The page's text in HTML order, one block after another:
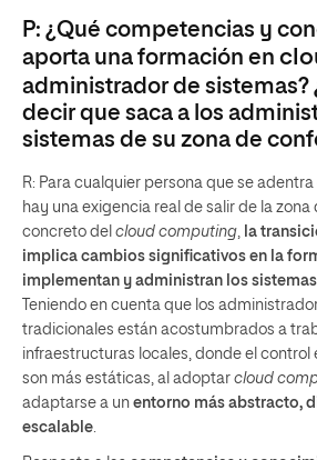
P: ¿Qué competencias y
aporta una formación en
administrador de sistemas?
decir que saca a los
sistemas de su zona de
R: Para cualquier persona que se
hay una exigencia real de salir de la zona
concreto del cloud computing
la
implica cambios significativos en la
implementan y administran los
Teniendo en cuenta que los
tradicionales están acostumbrados a
infraestructuras locales, donde el control
son más estáticas, al adoptar cloud
adaptarse a un entorno más abstracto,
escalable